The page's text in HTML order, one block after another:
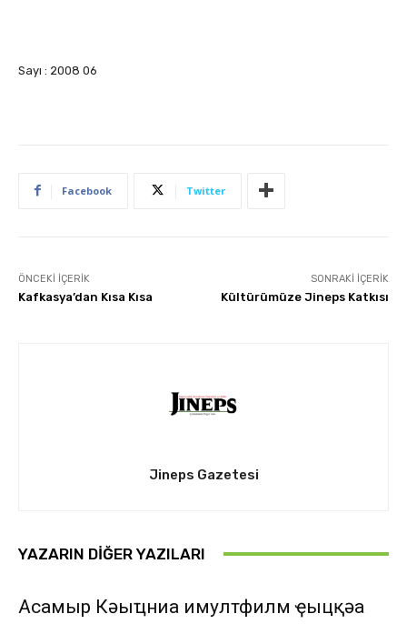
Sayı : 2008 06
Facebook Twitter
ÖNCEKI İÇERIK
Kafkasya’dan Kısa Kısa
SONRAKI İÇERIK
Kültürümüze Jineps Katkısı
Jineps Gazetesi
YAZARIN DIĞER YAZILARI
Асҭамыр Кәыҵниа имултфилм ҿыцқәа